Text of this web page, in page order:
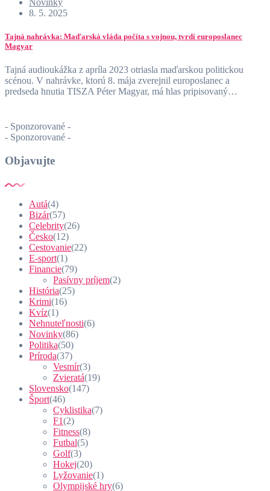
8. 5. 2025
Tajná nahrávka: Maďarská vláda počíta s vojnou, tvrdí europoslanec
Magyar
Tajná audioukážka z apríla 2023 otriasla maďarskou politickou
scénou. V nahrávke, ktorú 8. mája zverejnil europoslanec a
predseda hnutia TISZA Péter Magyar, má hlas pripisovaný…
- Sponzorované -
- Sponzorované -
Objavujte
Autá(4)
Bizár(57)
Celebrity(26)
Česko(12)
Cestovanie(22)
E-sport(1)
Financie(79)
Pasívny príjem(2)
História(25)
Krimi(16)
Kvíz(1)
Nehnuteľnosti(6)
Novinky(86)
Politika(50)
Príroda(37)
Vesmír(3)
Zvieratá(19)
Slovensko(147)
Šport(46)
Cyklistika(7)
F1(2)
Fitness(8)
Futbal(5)
Golf(3)
Hokej(20)
Lyžovanie(1)
Olympijské hry(6)